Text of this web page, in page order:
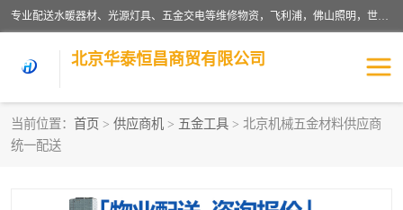
专业配送水暖器材、光源灯具、五金交电等维修物资，飞利浦，佛山照明，世达，博世，九牧，特陶等各产品涉及国内外知名品牌。公司专注与物业、学校、酒店、工厂等单位合作，提供一站式配送服务，降低客户综合成本。依托电子商务改变传统模式，以专业的团队为客户提供24H物资配送到达，货到月结、统一开票，便捷退换等服务，提高了企业的运营效率。
北京华泰恒昌商贸有限公司
当前位置： 首页 > 供应商机 > 五金工具 > 北京机械五金材料供应商
统一配送
水暖阀门
五金工具 涂料辅材